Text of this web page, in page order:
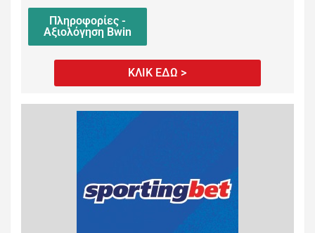
Πληροφορίες -
Αξιολόγηση Bwin
ΚΛΙΚ ΕΔΩ >